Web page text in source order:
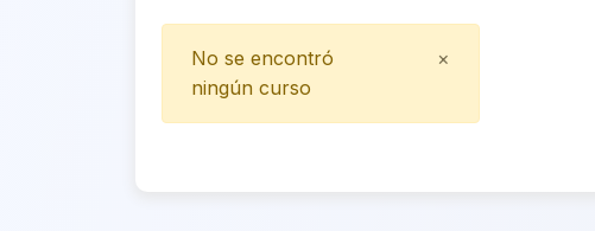
×
No se encontró
ningún curso